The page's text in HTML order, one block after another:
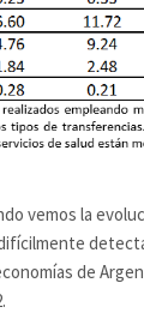
vemos la
de